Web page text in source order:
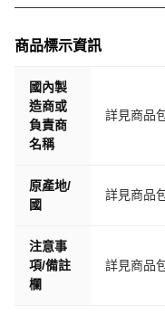
商品標示資訊
國內製
造商或
負責商
名稱
詳見商品
原產地/
國
詳見商品
注意事
項/備註
欄
詳見商品